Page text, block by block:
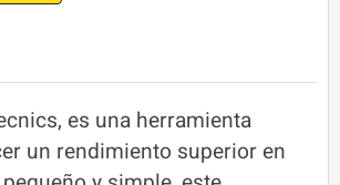
es una herramienta
un rendimiento superior en